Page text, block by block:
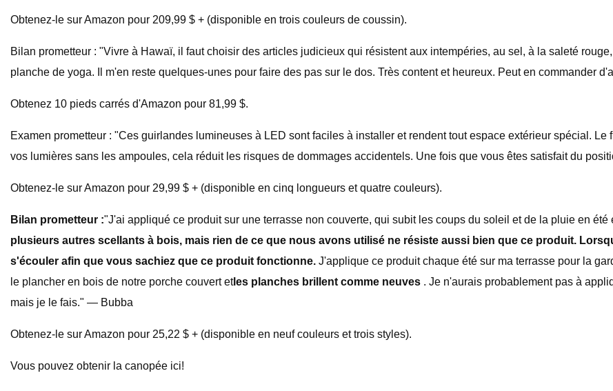
Obtenez-le sur Amazon pour 209,99 $ + (disponible en trois couleurs de coussin).
Bilan prometteur : "Vivre à Hawaï, il faut choisir des articles judicieux qui résistent aux intempéries, au sel, à la saleté
planche de yoga. Il m'en reste quelques-unes pour faire des pas sur le dos. Très content et heureux. Peut en commander
Obtenez 10 pieds carrés d'Amazon pour 81,99 $.
Examen prometteur : "Ces guirlandes lumineuses à LED sont faciles à installer et rendent tout espace extérieur spécial.
vos lumières sans les ampoules, cela réduit les risques de dommages accidentels. Une fois que vous êtes satisfait du
Obtenez-le sur Amazon pour 29,99 $ + (disponible en cinq longueurs et quatre couleurs).
Bilan prometteur :"J'ai appliqué ce produit sur une terrasse non couverte, qui subit les coups du soleil et de la pluie en été
plusieurs autres scellants à bois, mais rien de ce que nous avons utilisé ne résiste aussi bien que ce produit.
s'écouler afin que vous sachiez que ce produit fonctionne. J'applique ce produit chaque été sur ma terrasse pour la
le plancher en bois de notre porche couvert etles planches brillent comme neuves . Je n'aurais probablement pas à
mais je le fais." — Bubba
Obtenez-le sur Amazon pour 25,22 $ + (disponible en neuf couleurs et trois styles).
Vous pouvez obtenir la canopée ici!